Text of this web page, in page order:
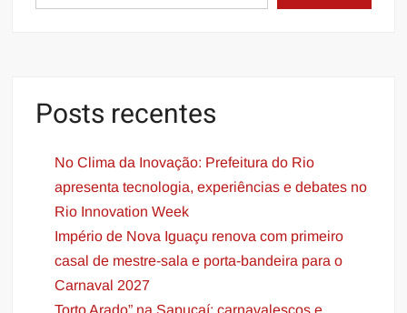
Posts recentes
No Clima da Inovação: Prefeitura do Rio
apresenta tecnologia, experiências e debates no
Rio Innovation Week
Império de Nova Iguaçu renova com primeiro
casal de mestre-sala e porta-bandeira para o
Carnaval 2027